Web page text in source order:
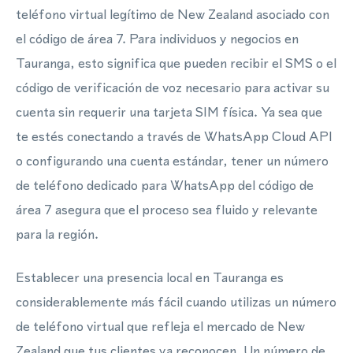
teléfono virtual legítimo de New Zealand asociado con
el código de área 7. Para individuos y negocios en
Tauranga, esto significa que pueden recibir el SMS o el
código de verificación de voz necesario para activar su
cuenta sin requerir una tarjeta SIM física. Ya sea que
te estés conectando a través de WhatsApp Cloud API
o configurando una cuenta estándar, tener un número
de teléfono dedicado para WhatsApp del código de
área 7 asegura que el proceso sea fluido y relevante
para la región.
Establecer una presencia local en Tauranga es
considerablemente más fácil cuando utilizas un número
de teléfono virtual que refleja el mercado de New